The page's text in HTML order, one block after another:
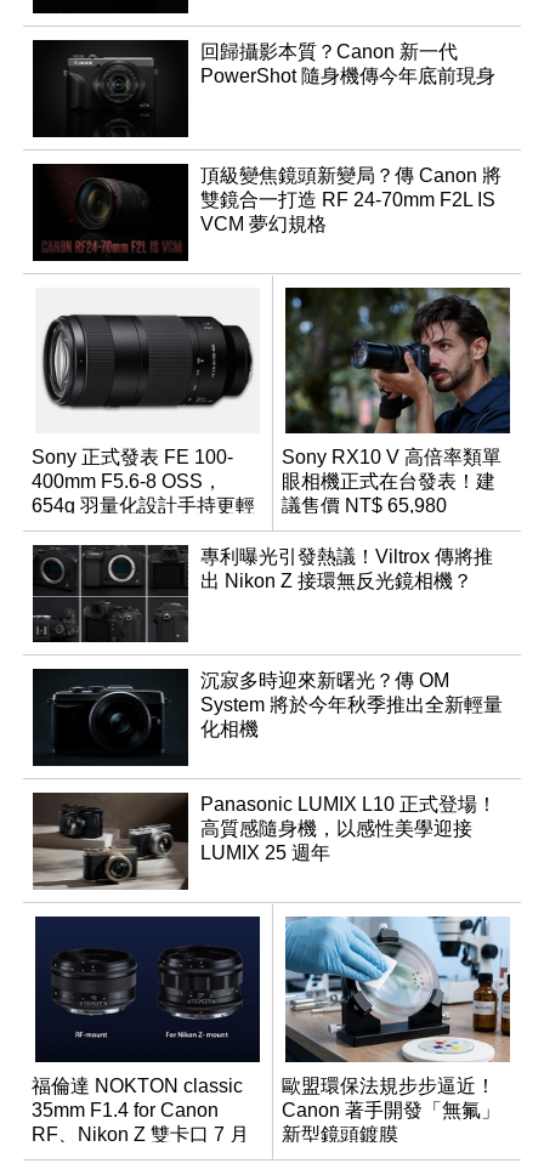
回歸攝影本質？Canon 新一代
PowerShot 隨身機傳今年底前現身
頂級變焦鏡頭新變局？傳 Canon 將
雙鏡合一打造 RF 24-70mm F2L IS
VCM 夢幻規格
Sony 正式發表 FE 100-
400mm F5.6-8 OSS，
654g 羽量化設計手持更輕
鬆
Sony RX10 V 高倍率類單
眼相機正式在台發表！建
議售價 NT$ 65,980
專利曝光引發熱議！Viltrox 傳將推
出 Nikon Z 接環無反光鏡相機？
沉寂多時迎來新曙光？傳 OM
System 將於今年秋季推出全新輕量
化相機
Panasonic LUMIX L10 正式登場！
高質感隨身機，以感性美學迎接
LUMIX 25 週年
福倫達 NOKTON classic
35mm F1.4 for Canon
RF、Nikon Z 雙卡口 7 月
同步登台
歐盟環保法規步步逼近！
Canon 著手開發「無氟」
新型鏡頭鍍膜